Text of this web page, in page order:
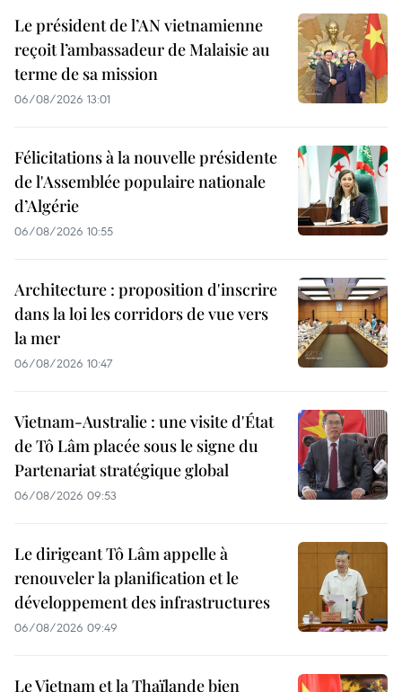
Le président de l’AN vietnamienne
reçoit l’ambassadeur de Malaisie au
terme de sa mission
06/08/2026 13:01
Félicitations à la nouvelle présidente
de l'Assemblée populaire nationale
d’Algérie
06/08/2026 10:55
Architecture : proposition d'inscrire
dans la loi les corridors de vue vers
la mer
06/08/2026 10:47
Vietnam-Australie : une visite d'État
de Tô Lâm placée sous le signe du
Partenariat stratégique global
06/08/2026 09:53
Le dirigeant Tô Lâm appelle à
renouveler la planification et le
développement des infrastructures
06/08/2026 09:49
Le Vietnam et la Thaïlande bien